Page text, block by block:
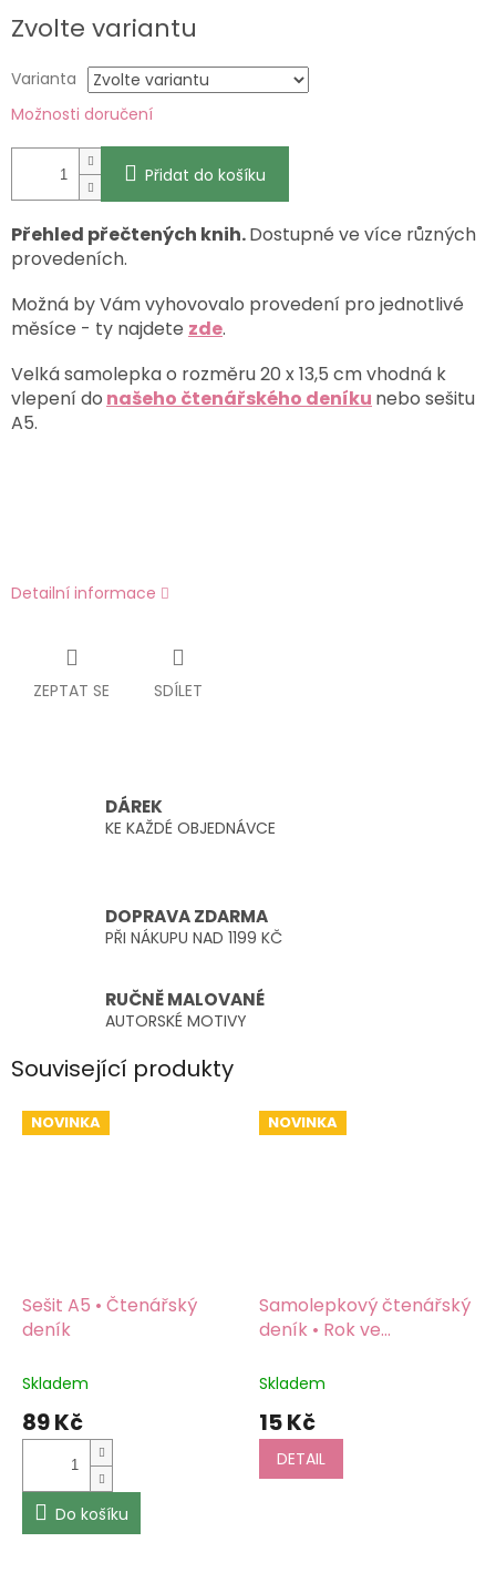
cena:
Zvolte variantu
Varianta
Možnosti doručení
Přidat do košíku
Přehled přečtených knih.Dostupné ve více různých
provedeních.
Možná by Vám vyhovovalo provedení pro jednotlivé
měsíce - ty najdete zde.
Velká samolepka o rozměru 20 x 13,5 cm vhodná k
vlepení do našeho čtenářského deníku nebo sešitu
A5.
Detailní informace
ZEPTAT SE SDÍLET
DÁREK
KE KAŽDÉ OBJEDNÁVCE
DOPRAVA ZDARMA
PŘI NÁKUPU NAD 1199 KČ
RUČNĚ MALOVANÉ
AUTORSKÉ MOTIVY
Související produkty
NOVINKA
Sešit A5 • Čtenářský
deník
Skladem
89 Kč
Do košíku
NOVINKA
Samolepkový čtenářský
deník • Rok ve
Skladem
15 Kč
DETAIL